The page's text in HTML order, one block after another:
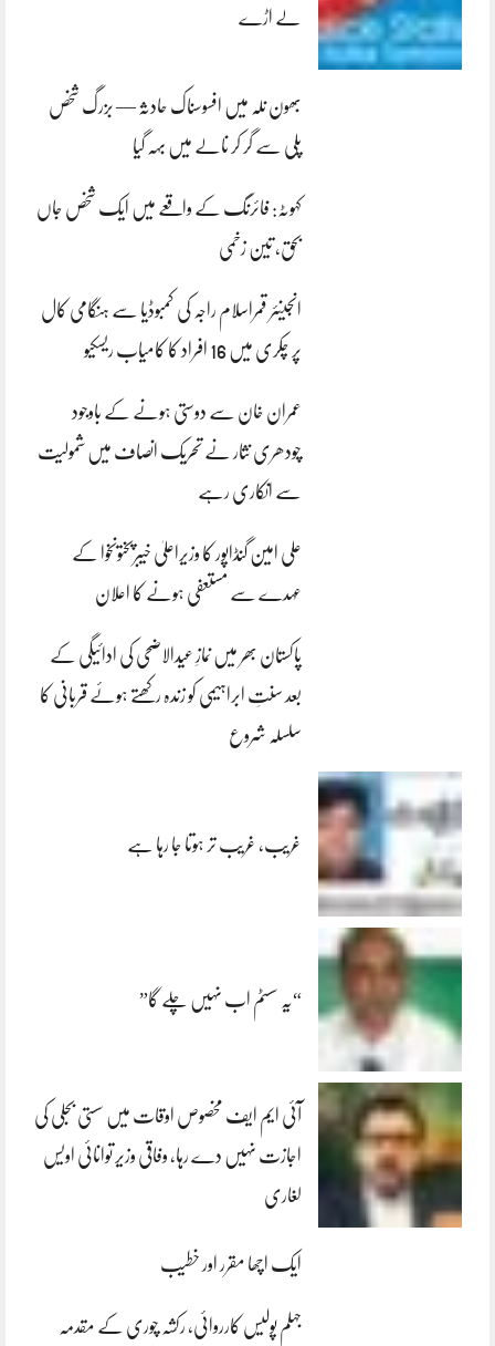
لے اڑے
بھون نلہ میں افسوسناک حادثہ — بزرگ شخص
پلی سے گر کر نالے میں بہہ گیا
کہوٹہ: فائرنگ کے واقعے میں ایک شخص جاں
بحق، تین زخمی
انجینئر قمراسلام راجہ کی کمبوڈیا سے ہنگامی کال
پر چکری میں 16 افراد کا کامیاب ریسکیو
عمران خان سے دوستی ہونے کے باوجود
چودھری نثار نے تحریک انصاف میں شمولیت
سے انکاری رہے
علی امین گنڈاپور کا وزیراعلیٰ خیبرپختونخوا کے
عہدے سے مستعفی ہونے کا اعلان
پاکستان بھر میں نمازِ عیدالاضحی کی ادائیگی کے
بعد سنتِ ابراہیمی کو زندہ رکھتے ہوئے قربانی کا
سلسلہ شروع
غریب، غریب تر ہوتا جا رہا ہے
“یہ سسٹم اب نہیں چلے گا”
آئی ایم ایف مخصوص اوقات میں سستی بجلی کی
اجازت نہیں دے رہا، وفاقی وزیر توانائی اویس
لغاری
ایک اچھا مقرر اور خطیب
جہلم پولیس کارروائی، رکشہ چوری کے مقدمہ